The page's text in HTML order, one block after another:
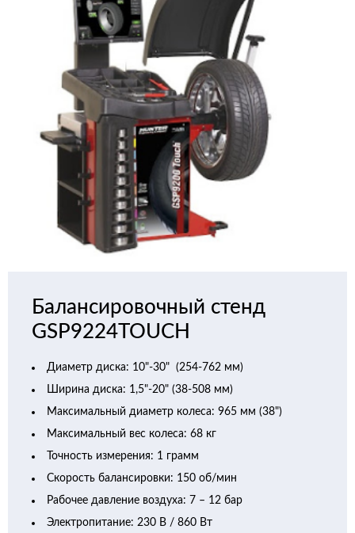
Балансировочный стенд
GSP9224TOUCH
Диаметр диска: 10"-30" (254-762 мм)
Ширина диска: 1,5"-20" (38-508 мм)
Максимальный диаметр колеса: 965 мм (38")
Максимальный вес колеса: 68 кг
Точность измерения: 1 грамм
Скорость балансировки: 150 об/мин
Рабочее давление воздуха: 7 – 12 бар
Электропитание: 230 В / 860 Вт